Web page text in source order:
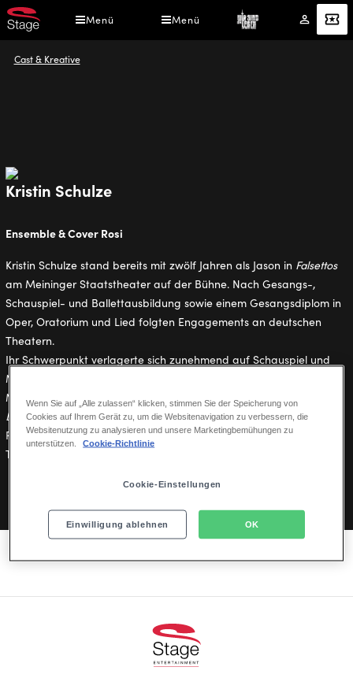
Direkt
zum
Menü Menü
Mein
Konto
Angebot
Pfadnavigation
Cast & Kreative
Kristin Schulze
Ensemble & Cover Rosi
Kristin Schulze stand bereits mit zwölf Jahren als Jason in Falsettos
am Meininger Staatstheater auf der Bühne. Nach Gesangs-,
Schauspiel- und Ballettausbildung sowie einem Gesangsdiplom in
Oper, Oratorium und Lied folgten Engagements an deutschen
Theatern.
Ihr Schwerpunkt verlagerte sich zunehmend auf Schauspiel und
Musical, in denen sie deutschlandweit zu sehen ist, u. a. als
Magenta in
The Rocky Horror Show , Inez in Zorro, Linda in
Liebe, Linda, Suzanne inAmélie – Das Musicalund zuletzt als 13.
Fee inEs war einmal – 7 Märchen auf einen Streicham Schmidt
Theater Hamburg.
Wenn Sie auf „Alle zulassen“ klicken, stimmen Sie der Speicherung von
Cookies auf Ihrem Gerät zu, um die Websitenavigation zu verbessern, die
Websitenutzung zu analysieren und unsere Marketingbemühungen zu
unterstützen.
Cookie-Richtlinie
Cookie-Einstellungen
Einwilligung ablehnen OK